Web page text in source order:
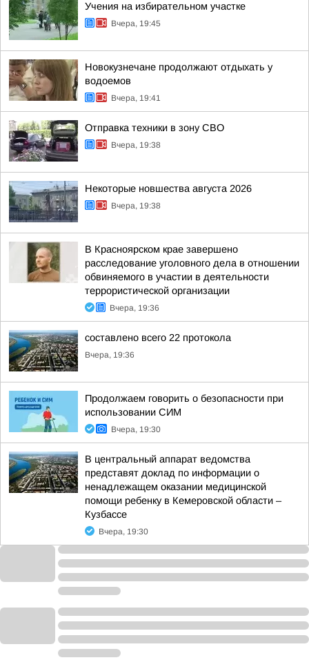
Учения на избирательном участке
Вчера, 19:45
Новокузнечане продолжают отдыхать у
водоемов
Вчера, 19:41
Отправка техники в зону СВО
Вчера, 19:38
Некоторые новшества августа 2026
Вчера, 19:38
В Красноярском крае завершено
расследование уголовного дела в отношении
обвиняемого в участии в деятельности
террористической организации
Вчера, 19:36
составлено всего 22 протокола
Вчера, 19:36
Продолжаем говорить о безопасности при
использовании СИМ
Вчера, 19:30
В центральный аппарат ведомства
представят доклад по информации о
ненадлежащем оказании медицинской
помощи ребенку в Кемеровской области –
Кузбассе
Вчера, 19:30